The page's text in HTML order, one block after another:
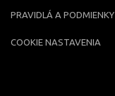
PRAVIDLÁ A PODMIENKY
COOKIE NASTAVENIA